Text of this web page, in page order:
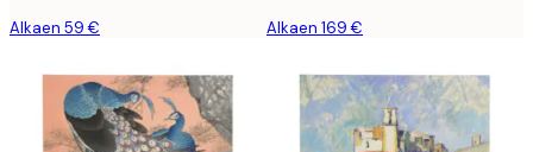
Alkaen 59 € Alkaen 169 €